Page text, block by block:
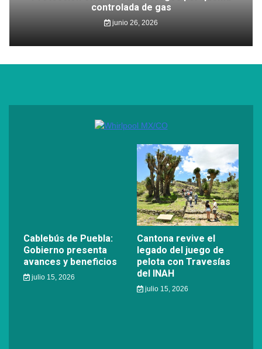
controlada de gas
junio 26, 2026
Cablebús de Puebla:
Gobierno presenta
avances y beneficios
julio 15, 2026
Cantona revive el
legado del juego de
pelota con Travesías
del INAH
julio 15, 2026